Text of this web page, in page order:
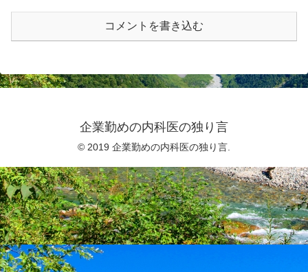
コメントを書き込む
企業勤めの内科医の独り言
© 2019 企業勤めの内科医の独り言.